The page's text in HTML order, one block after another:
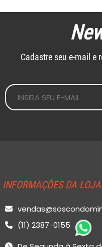
Cadastre seu e-mail e
INFORMAÇÕES DA LOJA
(11) 2387-0155